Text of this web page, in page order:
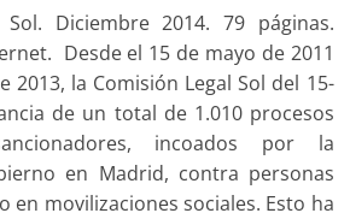
Diciembre 2014. 79 páginas.
Desde el 15 de mayo de 2011
2013, la Comisión Legal Sol del 15-
de un total de 1.010 procesos
incoados por la
en Madrid, contra personas
en movilizaciones sociales. Esto ha